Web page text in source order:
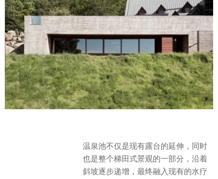
温泉池不仅是现有露台的延伸，同时
也是整个梯田式景观的一部分，沿着
斜坡逐步递增，最终融入现有的水疗